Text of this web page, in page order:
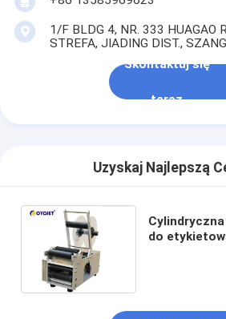
1/F BLDG 4, NR. 333 HUAGAO
STREFA, JIADING DIST.,
Skontaktuj się
teraz
Uzyskaj Najlepszą
do